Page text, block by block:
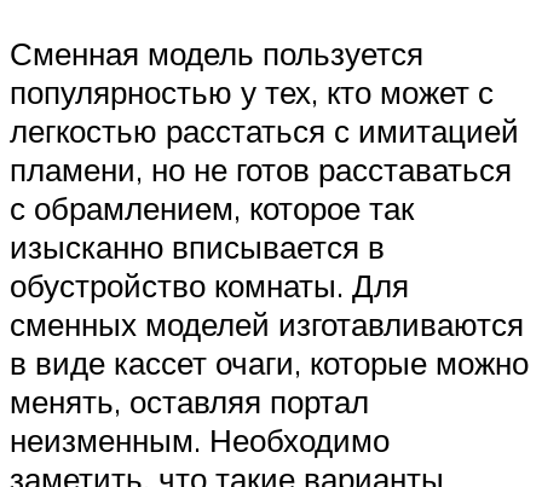
Сменная модель пользуется
популярностью у тех, кто может с
легкостью расстаться с имитацией
пламени, но не готов расставаться
с обрамлением, которое так
изысканно вписывается в
обустройство комнаты. Для
сменных моделей изготавливаются
в виде кассет очаги, которые можно
менять, оставляя портал
неизменным. Необходимо
заметить, что такие варианты